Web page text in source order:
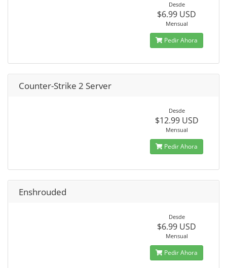
Desde
$6.99 USD
Mensual
Pedir Ahora
Counter-Strike 2 Server
Desde
$12.99 USD
Mensual
Pedir Ahora
Enshrouded
Desde
$6.99 USD
Mensual
Pedir Ahora